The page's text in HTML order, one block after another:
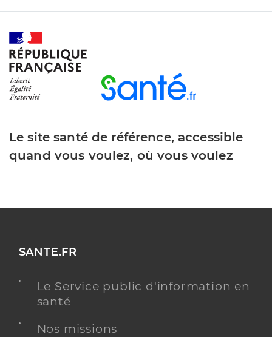
Le site santé de référence, accessible
quand vous voulez, où vous voulez
SANTE.FR
Le Service public d'information en
santé
Nos missions